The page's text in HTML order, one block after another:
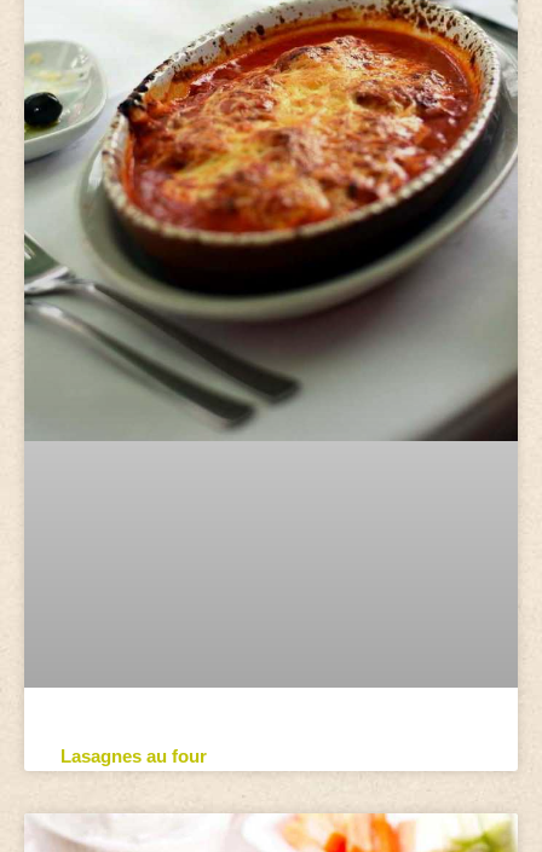
Lasagnes au four